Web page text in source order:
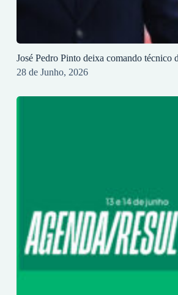
José Pedro Pinto deixa comando técnico
28 de Junho, 2026